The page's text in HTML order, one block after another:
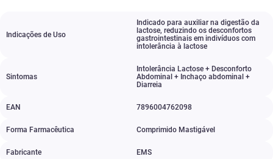
Indicações de Uso
Indicado para auxiliar na digestão da
lactose, reduzindo os desconfortos
gastrointestinais em indivíduos com
intolerância à lactose
Sintomas
Intolerância Lactose + Desconforto
Abdominal + Inchaço abdominal +
Diarreia
EAN 7896004762098
Forma Farmacêutica Comprimido Mastigável
Fabricante EMS